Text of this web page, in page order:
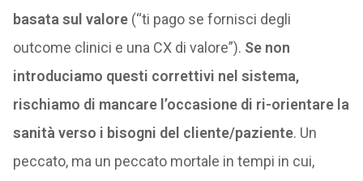
basata sul valore(“ti pago se fornisci degli
outcome clinici e una CX di valore”). Se non
introduciamo questi correttivi nel sistema,
rischiamo di mancare l’occasione di ri-orientare la
sanità verso i bisogni del cliente/paziente. Un
peccato, ma un peccato mortale in tempi in cui,